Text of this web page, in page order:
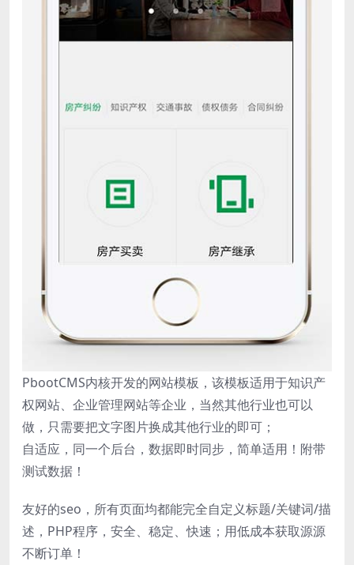
PbootCMS内核开发的网站模板，该模板适用于知识产
权网站、企业管理网站等企业，当然其他行业也可以
做，只需要把文字图片换成其他行业的即可；
自适应，同一个后台，数据即时同步，简单适用！附带
测试数据！
友好的seo，所有页面均都能完全自定义标题/关键词/描
述，PHP程序，安全、稳定、快速；用低成本获取源源
不断订单！